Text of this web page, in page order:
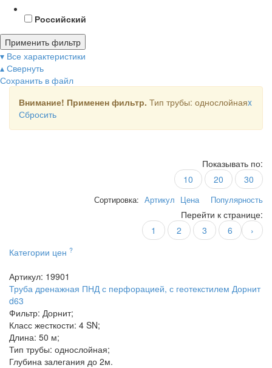
Российский
Применить фильтр
▾ Все характеристики
▴ Свернуть
Сохранить в файл
Внимание! Применен фильтр. Тип трубы: однослойнаяx
Сбросить
Показывать по:
10
20 30
Сортировка: Артикул Цена Популярность
Перейти к странице:
1
2 3 ›
6
Категории цен ?
Артикул: 19901
Труба дренажная ПНД с перфорацией, с геотекстилем Дорнит
d63
Фильтр: Дорнит;
Класс жесткости: 4 SN;
Длина: 50 м;
Тип трубы: однослойная;
Глубина залегания до 2м.